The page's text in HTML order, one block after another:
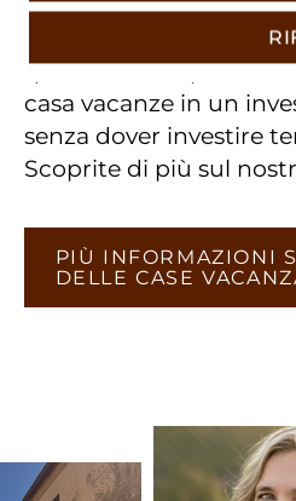
dell'assistenza agli
servizi relativi alla
questo modo, potrete
casa vacanze in un
senza dover investire
Scoprite di più sul
PIÙ INFORMAZIONI
DELLE CASE